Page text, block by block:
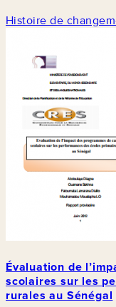
Histoire de
Évaluation de
scolaires sur les
rurales au Sénégal